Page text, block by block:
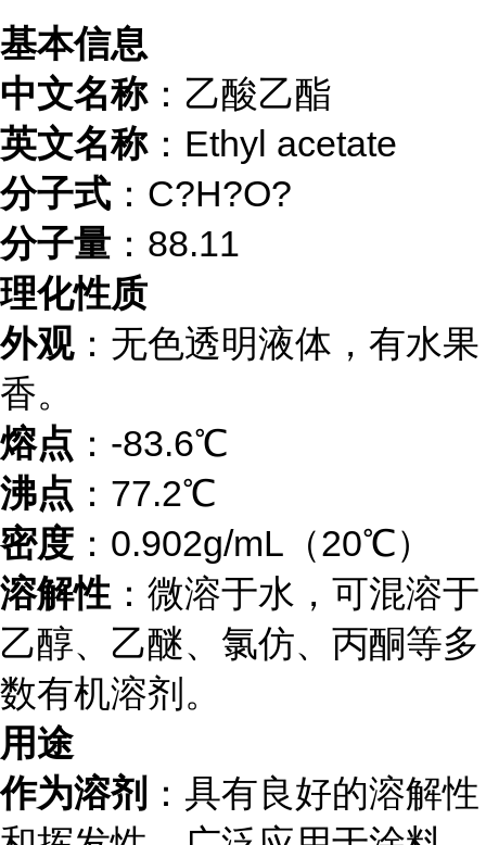
基本信息
中文名称：乙酸乙酯
英文名称：Ethyl acetate
分子式 ：C?H?O?
分子量 ：88.11
理化性质
外观：无色透明液体，有水果
香。
熔点 ：-83.6℃
沸点 ：77.2℃
密度 ：0.902g/mL（20℃）
溶解性 ：微溶于水，可混溶于
乙醇、乙醚、氯仿、丙酮等多
数有机溶剂。
用途
作为溶剂 ：具有良好的溶解性